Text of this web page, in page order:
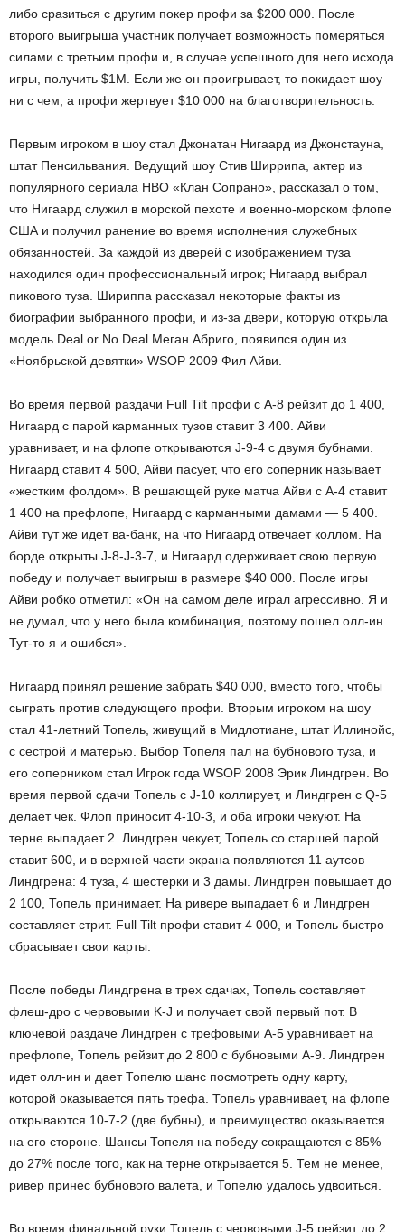
либо сразиться с другим покер профи за $200 000. После
второго выигрыша участник получает возможность померяться
силами с третьим профи и, в случае успешного для него исхода
игры, получить $1М. Если же он проигрывает, то покидает шоу
ни с чем, а профи жертвует $10 000 на благотворительность.
Первым игроком в шоу стал Джонатан Нигаард из Джонстауна,
штат Пенсильвания. Ведущий шоу Стив Ширрипа, актер из
популярного сериала HBO «Клан Сопрано», рассказал о том,
что Нигаард служил в морской пехоте и военно-морском флопе
США и получил ранение во время исполнения служебных
обязанностей. За каждой из дверей с изображением туза
находился один профессиональный игрок; Нигаард выбрал
пикового туза. Шириппа рассказал некоторые факты из
биографии выбранного профи, и из-за двери, которую открыла
модель Deal or No Deal Меган Абриго, появился один из
«Ноябрьской девятки» WSOP 2009 Фил Айви.
Во время первой раздачи Full Tilt профи с A-8 рейзит до 1 400,
Нигаард с парой карманных тузов ставит 3 400. Айви
уравнивает, и на флопе открываются J-9-4 с двумя бубнами.
Нигаард ставит 4 500, Айви пасует, что его соперник называет
«жестким фолдом». В решающей руке матча Айви с A-4 ставит
1 400 на префлопе, Нигаард с карманными дамами — 5 400.
Айви тут же идет ва-банк, на что Нигаард отвечает коллом. На
борде открыты J-8-J-3-7, и Нигаард одерживает свою первую
победу и получает выигрыш в размере $40 000. После игры
Айви робко отметил: «Он на самом деле играл агрессивно. Я и
не думал, что у него была комбинация, поэтому пошел олл-ин.
Тут-то я и ошибся».
Нигаард принял решение забрать $40 000, вместо того, чтобы
сыграть против следующего профи. Вторым игроком на шоу
стал 41-летний Топель, живущий в Мидлотиане, штат Иллинойс,
с сестрой и матерью. Выбор Топеля пал на бубнового туза, и
его соперником стал Игрок года WSOP 2008 Эрик Линдгрен. Во
время первой сдачи Топель с J-10 коллирует, и Линдгрен с Q-5
делает чек. Флоп приносит 4-10-3, и оба игроки чекуют. На
терне выпадает 2. Линдгрен чекует, Топель со старшей парой
ставит 600, и в верхней части экрана появляются 11 аутсов
Линдгрена: 4 туза, 4 шестерки и 3 дамы. Линдгрен повышает до
2 100, Топель принимает. На ривере выпадает 6 и Линдгрен
составляет стрит. Full Tilt профи ставит 4 000, и Топель быстро
сбрасывает свои карты.
После победы Линдгрена в трех сдачах, Топель составляет
флеш-дро с червовыми K-J и получает свой первый пот. В
ключевой раздаче Линдгрен с трефовыми A-5 уравнивает на
префлопе, Топель рейзит до 2 800 с бубновыми A-9. Линдгрен
идет олл-ин и дает Топелю шанс посмотреть одну карту,
которой оказывается пять трефа. Топель уравнивает, на флопе
открываются 10-7-2 (две бубны), и преимущество оказывается
на его стороне. Шансы Топеля на победу сокращаются с 85%
до 27% после того, как на терне открывается 5. Тем не менее,
ривер принес бубнового валета, и Топелю удалось удвоиться.
Во время финальной руки Топель с червовыми J-5 рейзит до 2